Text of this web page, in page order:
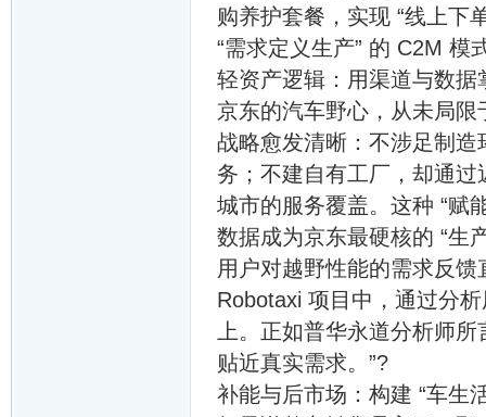
购养护套餐，实现 “线上下
“需求定义生产” 的 C2M
轻资产逻辑：用渠道与数据
京东的汽车野心，从未局限
战略愈发清晰：不涉足制
务；不建自有工厂，却通
城市的服务覆盖。这种 “赋
数据成为京东最硬核的 “生
用户对越野性能的需求反
Robotaxi 项目中，通过分
上。正如普华永道分析师
贴近真实需求。”?
补能与后市场：构建 “车生